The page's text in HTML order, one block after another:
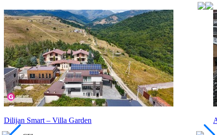
Dilijan Smart – Villa Garden